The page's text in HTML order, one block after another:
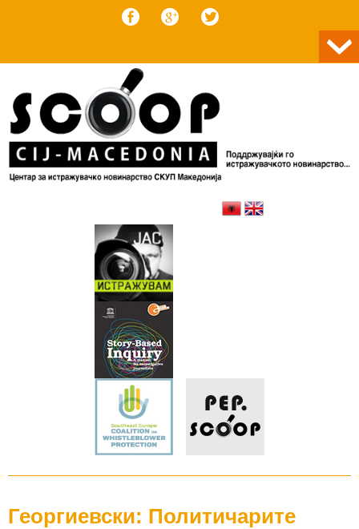
Георгиевски: Политичарите